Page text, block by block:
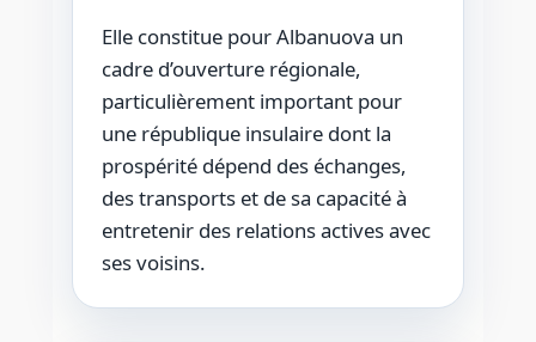
Elle constitue pour Albanuova un
cadre d’ouverture régionale,
particulièrement important pour
une république insulaire dont la
prospérité dépend des échanges,
des transports et de sa capacité à
entretenir des relations actives avec
ses voisins.